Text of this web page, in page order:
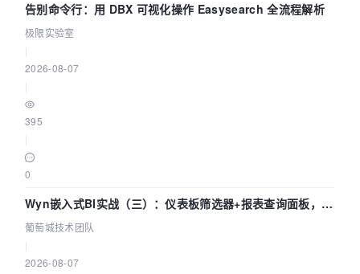
告别命令行：用 DBX 可视化操作 Easysearch 全流程解析
极限实验室
2026-08-07
395
0
Wyn嵌入式BI实战（三）：仪表板筛选器+报表查询面板，参
数联动全闭环
葡萄城技术团队
2026-08-07